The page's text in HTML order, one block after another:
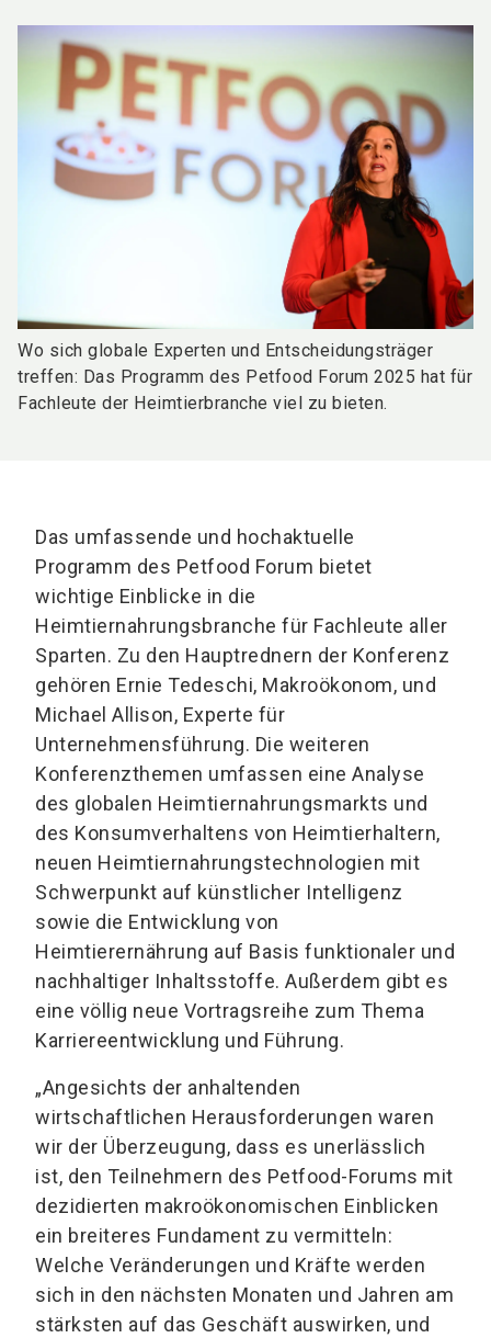
Wo sich globale Experten und Entscheidungsträger
treffen: Das Programm des Petfood Forum 2025 hat für
Fachleute der Heimtierbranche viel zu bieten.
Das umfassende und hochaktuelle
Programm des Petfood Forum bietet
wichtige Einblicke in die
Heimtiernahrungsbranche für Fachleute aller
Sparten. Zu den Hauptrednern der Konferenz
gehören Ernie Tedeschi, Makroökonom, und
Michael Allison, Experte für
Unternehmensführung. Die weiteren
Konferenzthemen umfassen eine Analyse
des globalen Heimtiernahrungsmarkts und
des Konsumverhaltens von Heimtierhaltern,
neuen Heimtiernahrungstechnologien mit
Schwerpunkt auf künstlicher Intelligenz
sowie die Entwicklung von
Heimtierernährung auf Basis funktionaler und
nachhaltiger Inhaltsstoffe. Außerdem gibt es
eine völlig neue Vortragsreihe zum Thema
Karriereentwicklung und Führung.
„Angesichts der anhaltenden
wirtschaftlichen Herausforderungen waren
wir der Überzeugung, dass es unerlässlich
ist, den Teilnehmern des Petfood-Forums mit
dezidierten makroökonomischen Einblicken
ein breiteres Fundament zu vermitteln:
Welche Veränderungen und Kräfte werden
sich in den nächsten Monaten und Jahren am
stärksten auf das Geschäft auswirken, und